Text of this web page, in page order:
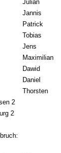
Julian
Jannis
Patrick
Tobias
Jens
Maximilian
Dawid
Daniel
Thorsten
2
2